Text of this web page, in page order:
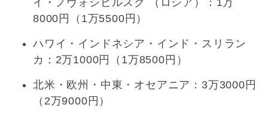
イ・ノヴォシビルスク （ロシア）：1万
8000円（1万5500円）
ハワイ・インドネシア・インド・スリラン
カ：2万1000円（1万8500円）
北米・欧州・中東・オセアニア：3万3000円
（2万9000円）